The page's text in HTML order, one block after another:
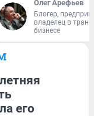
Олег Арефьев
Блогер,
владелец в
бизнесе
его